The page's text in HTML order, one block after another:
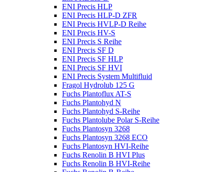
ENI Precis HLP
ENI Precis HLP-D ZFR
ENI Precis HVLP-D Reihe
ENI Precis HV-S
ENI Precis S Reihe
ENI Precis SF D
ENI Precis SF HLP
ENI Precis SF HVI
ENI Precis System Multifluid
Fragol Hydrolub 125 G
Fuchs Plantoflux AT-S
Fuchs Plantohyd N
Fuchs Plantohyd S-Reihe
Fuchs Plantolube Polar S-Reihe
Fuchs Plantosyn 3268
Fuchs Plantosyn 3268 ECO
Fuchs Plantosyn HVI-Reihe
Fuchs Renolin B HVI Plus
Fuchs Renolin B HVI-Reihe